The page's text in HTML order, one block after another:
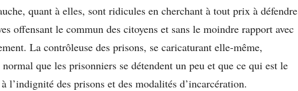
quant à elles, sont ridicules en cherchant à tout prix à défendre
offensant le commun des citoyens et sans le moindre rapport avec
La contrôleuse des prisons, se caricaturant elle-même,
que les prisonniers se détendent un peu et que ce qui est le
l’indignité des prisons et des modalités d’incarcération.